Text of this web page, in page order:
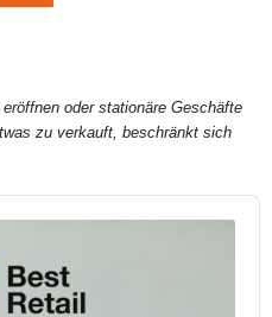
oder stationäre Geschäfte
zu verkauft, beschränkt sich